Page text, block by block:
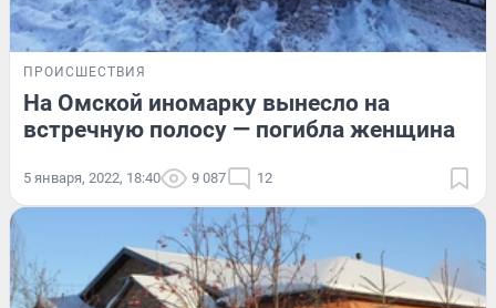
ПРОИСШЕСТВИЯ
На Омской иномарку вынесло на
встречную полосу — погибла женщина
5 января, 2022, 18:40 9 087 12